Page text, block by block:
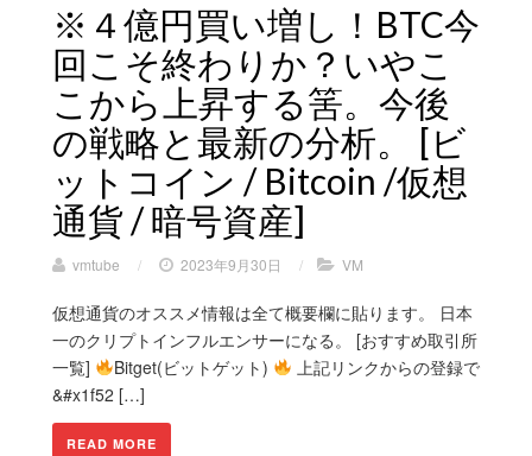
※４億円買い増し！BTC今
回こそ終わりか？いやこ
こから上昇する筈。今後
の戦略と最新の分析。 [ビ
ットコイン / Bitcoin /仮想
通貨 / 暗号資産]
vmtube / 2023年9月30日 / VM
仮想通貨のオススメ情報は全て概要欄に貼ります。 日本
一のクリプトインフルエンサーになる。 [おすすめ取引所
一覧]
Bitget(ビットゲット)
上記リンクからの登録で
&#x1f52 […]
READ MORE